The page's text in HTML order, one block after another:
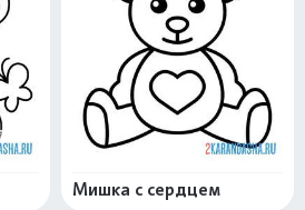
Мишка с сердцем